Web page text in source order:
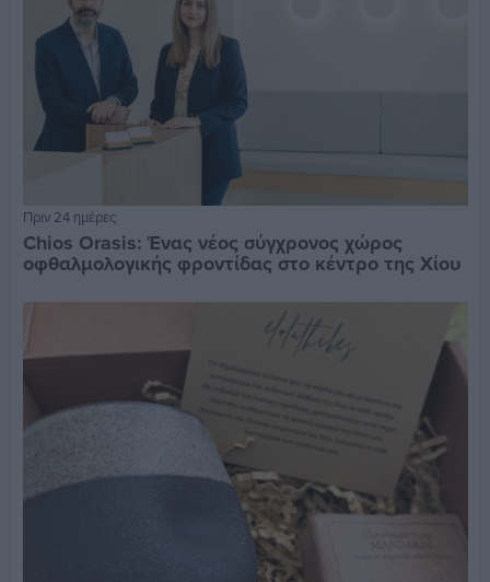
Πριν 24 ημέρες
Chios Orasis: Ένας νέος σύγχρονος χώρος
οφθαλμολογικής φροντίδας στο κέντρο της Χίου